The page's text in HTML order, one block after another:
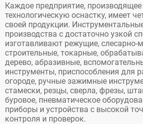
Каждое предприятие,
технологическую оснастку, имеет
своей продукции.
производства с достаточно узкой
изготавливают режущие, слесарно-
строительные, токарные,
дерево, абразивные,
инструменты, приспособления для
огороде, ручные зажимные
стамески, резцы, сверла, фрезы,
буровое, пневматическое
приборы и устройства с высокой
контроля и проверок.